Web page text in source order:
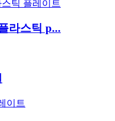
라스틱 p...